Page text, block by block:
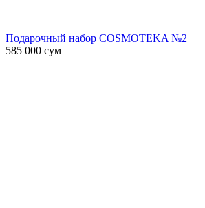
Подарочный набор COSMOTEKA №2
585 000 сум